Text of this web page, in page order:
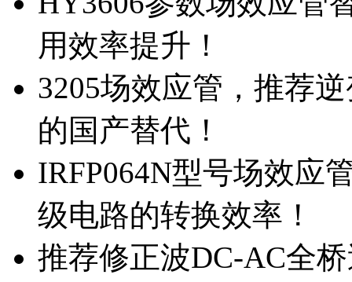
用效率提升！
3205场效应管，推荐
的国产替代！
IRFP064N型号场效应
级电路的转换效率！
推荐修正波DC-AC全